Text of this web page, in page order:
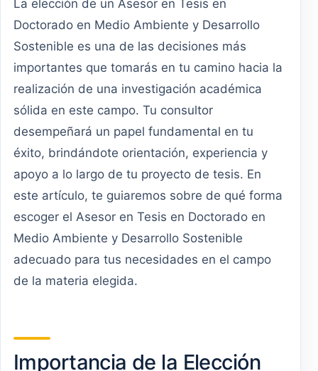
La elección de un Asesor en Tesis en
Doctorado en Medio Ambiente y Desarrollo
Sostenible es una de las decisiones más
importantes que tomarás en tu camino hacia la
realización de una investigación académica
sólida en este campo. Tu consultor
desempeñará un papel fundamental en tu
éxito, brindándote orientación, experiencia y
apoyo a lo largo de tu proyecto de tesis. En
este artículo, te guiaremos sobre de qué forma
escoger el Asesor en Tesis en Doctorado en
Medio Ambiente y Desarrollo Sostenible
adecuado para tus necesidades en el campo
de la materia elegida.
Importancia de la Elección